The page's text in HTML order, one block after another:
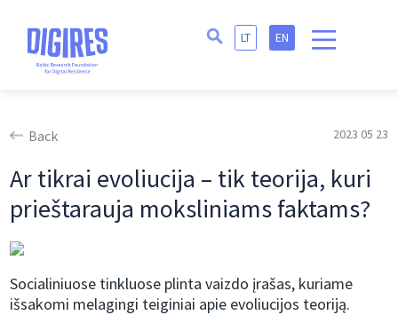
LT EN
Back 2023 05 23
Ar tikrai evoliucija – tik teorija, kuri
prieštarauja moksliniams faktams?
Socialiniuose tinkluose plinta vaizdo įrašas, kuriame
išsakomi melagingi teiginiai apie evoliucijos teoriją.